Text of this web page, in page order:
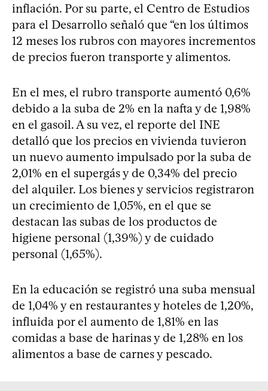
inflación. Por su parte, el Centro de Estudios
para el Desarrollo señaló que “en los últimos
12 meses los rubros con mayores incrementos
de precios fueron transporte y alimentos.
En el mes, el rubro transporte aumentó 0,6%
debido a la suba de 2% en la nafta y de 1,98%
en el gasoil. A su vez, el reporte del INE
detalló que los precios en vivienda tuvieron
un nuevo aumento impulsado por la suba de
2,01% en el supergás y de 0,34% del precio
del alquiler. Los bienes y servicios registraron
un crecimiento de 1,05%, en el que se
destacan las subas de los productos de
higiene personal (1,39%) y de cuidado
personal (1,65%).
En la educación se registró una suba mensual
de 1,04% y en restaurantes y hoteles de 1,20%,
influida por el aumento de 1,81% en las
comidas a base de harinas y de 1,28% en los
alimentos a base de carnes y pescado.